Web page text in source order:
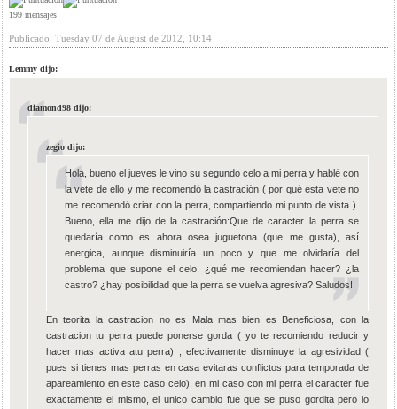
199 mensajes
Publicado: Tuesday 07 de August de 2012, 10:14
Lemmy dijo:
diamond98 dijo:
zegio dijo:
Hola, bueno el jueves le vino su segundo celo a mi perra y hablé con
la vete de ello y me recomendó la castración ( por qué esta vete no
me recomendó criar con la perra, compartiendo mi punto de vista ).
Bueno, ella me dijo de la castración:Que de caracter la perra se
quedaría como es ahora osea juguetona (que me gusta), así
energica, aunque disminuiría un poco y que me olvidaría del
problema que supone el celo. ¿qué me recomiendan hacer? ¿la
castro? ¿hay posibilidad que la perra se vuelva agresiva? Saludos!
En teorita la castracion no es Mala mas bien es Beneficiosa, con la
castracion tu perra puede ponerse gorda ( yo te recomiendo reducir y
hacer mas activa atu perra) , efectivamente disminuye la agresividad (
pues si tienes mas perras en casa evitaras conflictos para temporada de
apareamiento en este caso celo), en mi caso con mi perra el caracter fue
exactamente el mismo, el unico cambio fue que se puso gordita pero lo